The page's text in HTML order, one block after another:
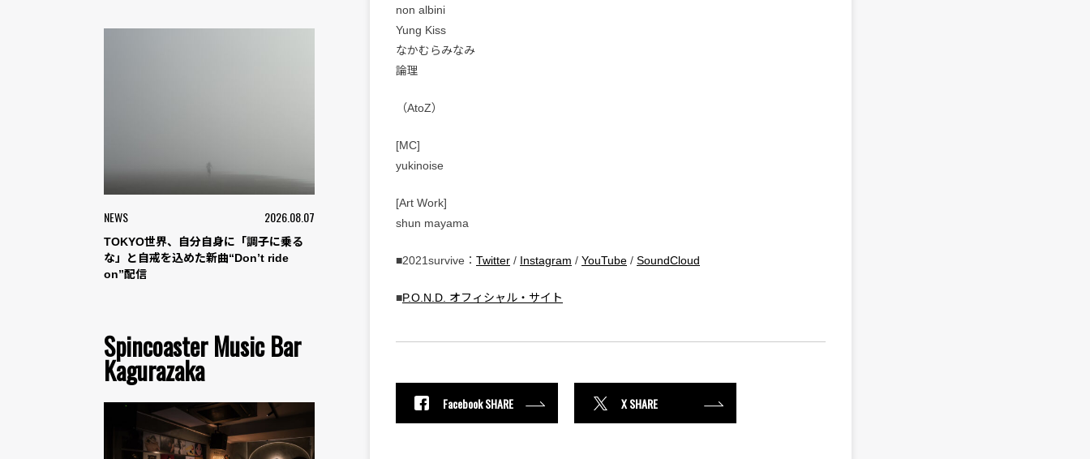
NEWS 2026.08.07
TOKYO世界、自分自身に「調子に乗る
な」と自戒を込めた新曲“Don’t ride
on”配信
Spincoaster Music Bar
Kagurazaka
non albini
Yung Kiss
なかむらみなみ
論理
（AtoZ）
[MC]
yukinoise
[Art Work]
shun mayama
■2021survive： Twitter / Instagram / YouTube / SoundCloud
■P.O.N.D. オフィシャル・サイト
Facebook SHARE X SHARE